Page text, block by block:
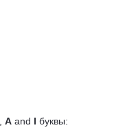
A and I буквы: